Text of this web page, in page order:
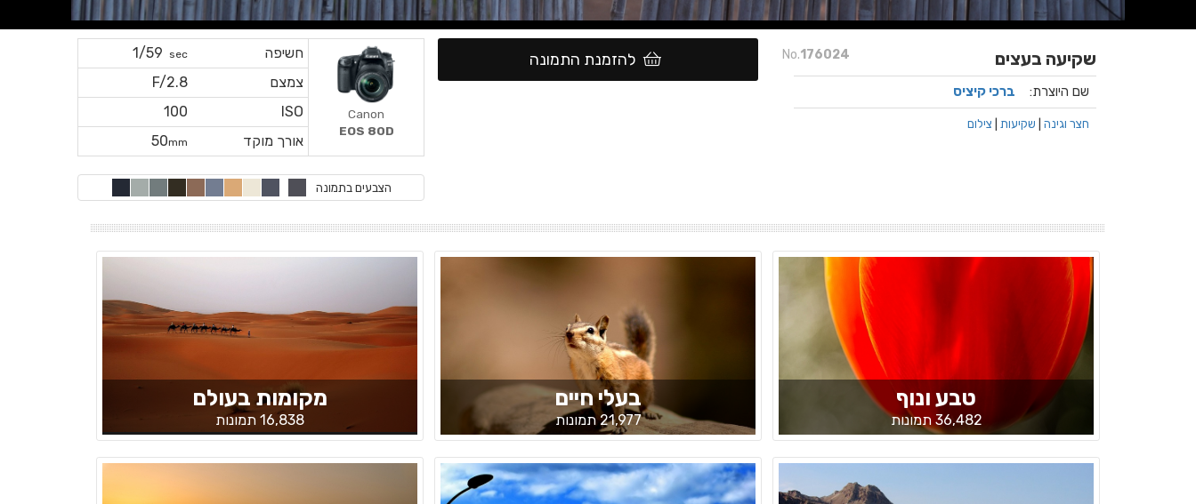
No.176024 שקיעה בעצים
שם היוצרת: ברכי קיציס
חצר וגינה שקיעות צילום
חשיפה sec
1/59
צמצם
F/2.8
ISO
100
אורך מוקד
50mm
Canon
EOS 80D
הצבעים בתמונה
להזמנת התמונה
טבע ונוף
36,482 תמונות
בעלי חיים
21,977 תמונות
מקומות בעולם
16,838 תמונות